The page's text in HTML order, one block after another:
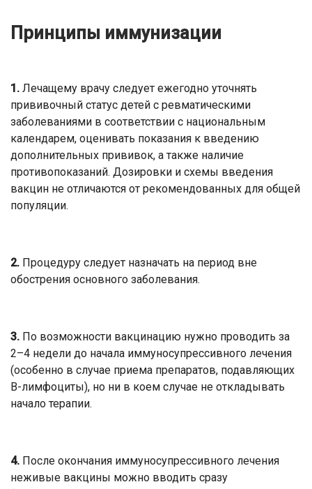
Принципы иммунизации
1. Лечащему врачу следует ежегодно уточнять
прививочный статус детей с ревматическими
заболеваниями в соответствии с национальным
календарем, оценивать показания к введению
дополнительных прививок, а также наличие
противопоказаний. Дозировки и схемы введения
вакцин не отличаются от рекомендованных для общей
популяции.
2. Процедуру следует назначать на период вне
обострения основного заболевания.
3. По возможности вакцинацию нужно проводить за
2–4 недели до начала иммуносупрессивного лечения
(особенно в случае приема препаратов, подавляющих
В-лимфоциты), но ни в коем случае не откладывать
начало терапии.
4. После окончания иммуносупрессивного лечения
неживые вакцины можно вводить сразу